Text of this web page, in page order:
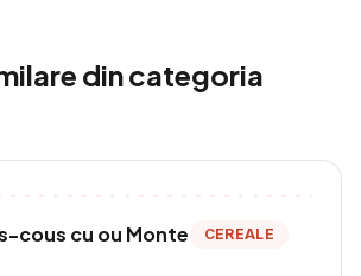
din categoria
cous cu ou Monte
CEREALE